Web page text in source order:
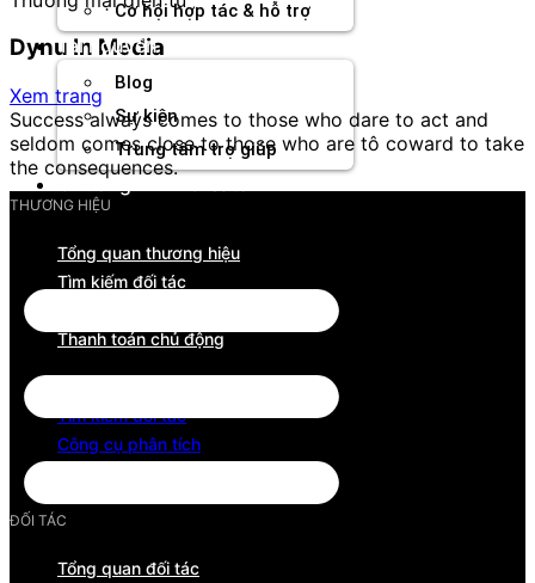
Cơ hội hợp tác & hỗ trợ
Tài nguyên
Blog
Sự kiện
Trung tâm trợ giúp
Chương Trình Creator
Dynu In Media
Xem trang
Success always comes to those who dare to act and
seldom comes close to those who are tô coward to take
the consequences.
THƯƠNG HIỆU
Tổng quan thương hiệu
Tìm kiếm đối tác
Thanh toán chủ động
Tìm kiếm đối tác
Công cụ phân tích
ĐỐI TÁC
Tổng quan đối tác